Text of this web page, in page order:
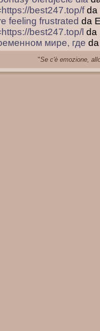
best247.top/f da
feeling frustrated da
best247.top/l da
мире, где
"Se c'è emozione,